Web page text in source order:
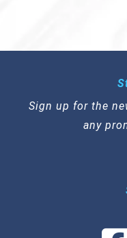
Sign up for the
any